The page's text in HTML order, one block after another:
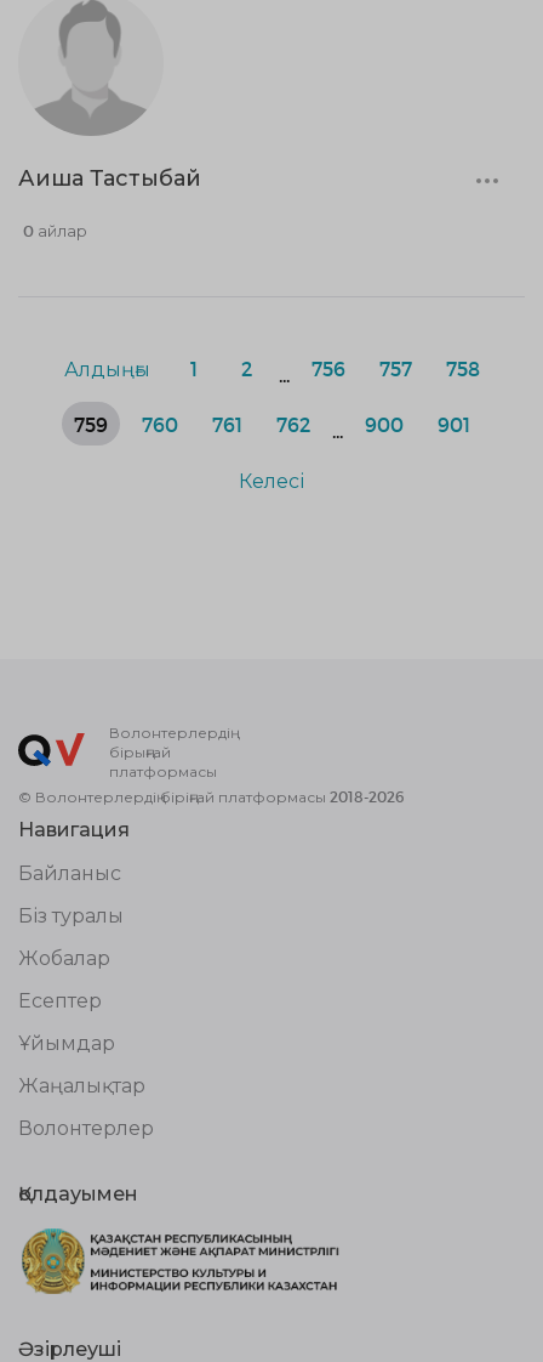
Аиша Тастыбай
0 айлар
Алдыңғы 1 2 756 757 758
759 760 761 762 900 901
Келесі
Волонтерлердің
бірыңғай
платформасы
© Волонтерлердің біріңғай платформасы 2018-2026
Навигация
Байланыс
Біз туралы
Жобалар
Есептер
Ұйымдар
Жаңалықтар
Волонтерлер
Қолдауымен
Әзірлеуші